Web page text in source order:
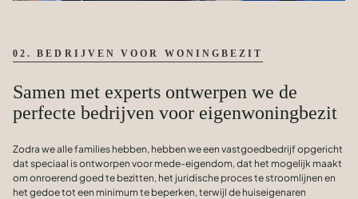
02. BEDRIJVEN VOOR WONINGBEZIT
Samen met experts ontwerpen we de
perfecte bedrijven voor eigenwoningbezit
Zodra we alle families hebben, hebben we een vastgoedbedrijf opgericht
dat speciaal is ontworpen voor mede-eigendom, dat het mogelijk maakt
om onroerend goed te bezitten, het juridische proces te stroomlijnen en
het gedoe tot een minimum te beperken, terwijl de huiseigenaren